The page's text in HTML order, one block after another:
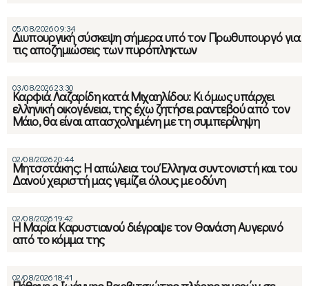
05/08/2026 09:34
Διυπουργική σύσκεψη σήμερα υπό τον Πρωθυπουργό για
τις αποζημιώσεις των πυρόπληκτων
03/08/2026 23:30
Καρφιά Λαζαρίδη κατά Μιχαηλίδου: Κι όμως υπάρχει
ελληνική οικογένεια, της έχω ζητήσει ραντεβού από τον
Μάιο, θα είναι απασχολημένη με τη συμπερίληψη
02/08/2026 20:44
Μητσοτάκης: Η απώλεια του Έλληνα συντονιστή και του
Δανού χειριστή μας γεμίζει όλους με οδύνη
02/08/2026 19:42
Η Μαρία Καρυστιανού διέγραψε τον Θανάση Αυγερινό
από το κόμμα της
02/08/2026 18:41